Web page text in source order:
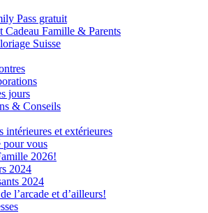
Pass gratuit
Cadeau Famille & Parents
Suisse
jours
& Conseils
intérieures et extérieures
pour vous
2026!
2024
2024
l’arcade et d’ailleurs!